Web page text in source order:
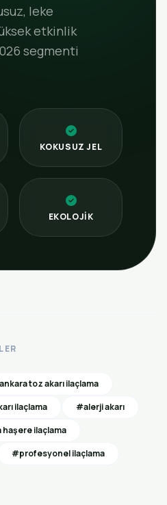
leke
etkinlik
segmenti
KOKUSUZ JEL
EKOLOJIK
toz akarı ilaçlama
ilaçlama
#alerji akarı
ilaçlama
#profesyonel ilaçlama